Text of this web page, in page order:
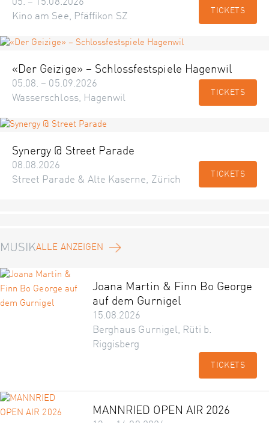
05. – 15.08.2026
Kino am See, Pfäffikon SZ
TICKETS
«Der Geizige» – Schlossfestspiele Hagenwil
05.08. – 05.09.2026
Wasserschloss, Hagenwil
TICKETS
Synergy @ Street Parade
08.08.2026
Street Parade & Alte Kaserne, Zürich
TICKETS
MUSIKALLE ANZEIGEN
Joana Martin & Finn Bo George
auf dem Gurnigel
15.08.2026
Berghaus Gurnigel, Rüti b.
Riggisberg
TICKETS
MANNRIED OPEN AIR 2026